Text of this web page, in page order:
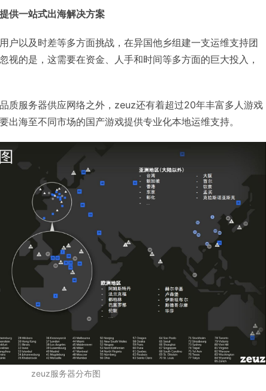
供一站式出海解决方案
户以及时差等多方面挑战，在异国他乡组建一支运维支持团
视的是，这需要在资金、人手和时间等多方面的巨大投入，
质服务器供应网络之外，zeuz还有着超过20年丰富多人游戏
出海至不同市场的国产游戏提供专业化本地运维支持。
zeuz服务器分布图